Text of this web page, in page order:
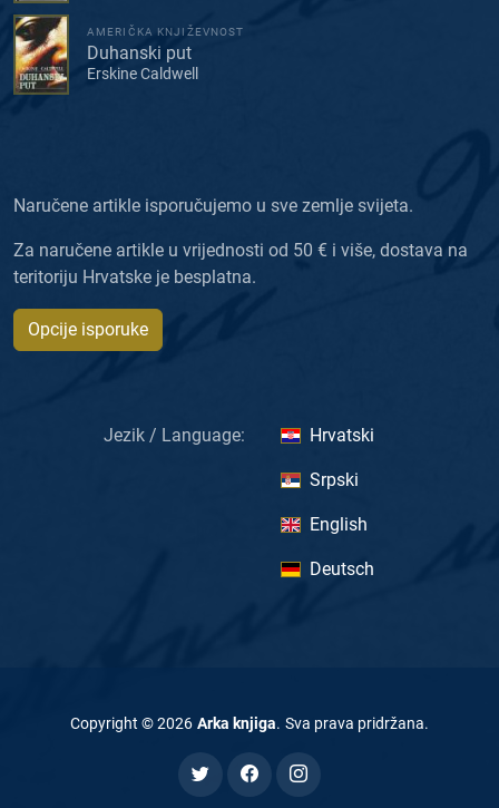
AMERIČKA KNJIŽEVNOST
Duhanski put
Erskine Caldwell
Naručene artikle isporučujemo u sve zemlje svijeta.
Za naručene artikle u vrijednosti od 50 € i više, dostava na
teritoriju Hrvatske je besplatna.
Opcije isporuke
Jezik / Language: Hrvatski
Srpski
English
Deutsch
Copyright ©2026 Arka knjiga. Sva prava pridržana.